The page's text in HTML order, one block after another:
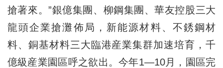
搶著來。”銀億集團、柳鋼集團、華友控股三大
龍頭企業搶灘佈局，新能源材料、不銹鋼材
料、銅基材料三大臨港産業集群加速培育，千
億級産業園區呼之欲出。今年1—10月，園區完